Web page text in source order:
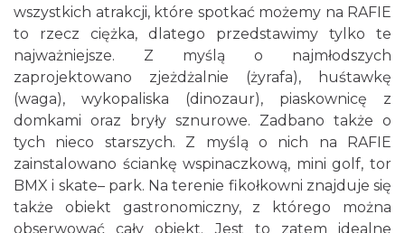
wszystkich atrakcji, które spotkać możemy na RAFIE
to rzecz ciężka, dlatego przedstawimy tylko te
najważniejsze. Z myślą o najmłodszych
zaprojektowano zjeżdżalnie (żyrafa), huśtawkę
(waga), wykopaliska (dinozaur), piaskownicę z
domkami oraz bryły sznurowe. Zadbano także o
tych nieco starszych. Z myślą o nich na RAFIE
zainstalowano ściankę wspinaczkową, mini golf, tor
BMX i skate– park. Na terenie fikołkowni znajduje się
także obiekt gastronomiczny, z którego można
obserwować cały obiekt. Jest to zatem idealne